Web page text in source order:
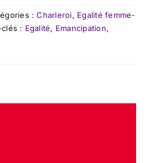
:Charleroi, Egalité femme-
: Egalité, Emancipation,